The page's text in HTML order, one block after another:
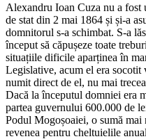
Alexandru Ioan Cuza nu a fost
de stat din 2 mai 1864 și și-a
domnitorul s-a schimbat. S-a
început să căpușeze toate
situațiile dificile aparținea în
Legislative, acum el era socotit
numit direct de el, nu mai
Dacă la începutul domniei era
partea guvernului 600.000 de
Podul Mogoșoaiei, o sumă mai
revenea pentru cheltuielile